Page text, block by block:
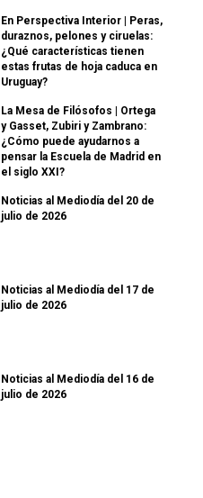
En Perspectiva Interior | Peras,
duraznos, pelones y ciruelas:
¿Qué características tienen
estas frutas de hoja caduca en
Uruguay?
La Mesa de Filósofos | Ortega
y Gasset, Zubiri y Zambrano:
¿Cómo puede ayudarnos a
pensar la Escuela de Madrid en
el siglo XXI?
Noticias al Mediodía del 20 de
julio de 2026
Noticias al Mediodía del 17 de
julio de 2026
Noticias al Mediodía del 16 de
julio de 2026